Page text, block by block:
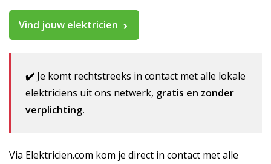
Vind jouw elektricien
✔️ Je komt rechtstreeks in contact met alle lokale
elektriciens uit ons netwerk, gratis en zonder
verplichting.
Via Elektricien.com kom je direct in contact met alle